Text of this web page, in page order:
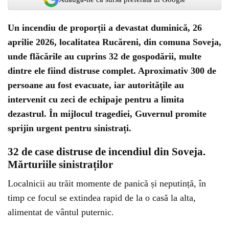
Un incendiu de proporții a devastat duminică, 26
aprilie 2026, localitatea Rucăreni, din comuna Soveja,
unde flăcările au cuprins 32 de gospodării, multe
dintre ele fiind distruse complet. Aproximativ 300 de
persoane au fost evacuate, iar autoritățile au
intervenit cu zeci de echipaje pentru a limita
dezastrul. În mijlocul tragediei, Guvernul promite
sprijin urgent pentru sinistrați.
32 de case distruse de incendiul din Soveja.
Mărturiile sinistraților
Localnicii au trăit momente de panică și neputință, în
timp ce focul se extindea rapid de la o casă la alta,
alimentat de vântul puternic.